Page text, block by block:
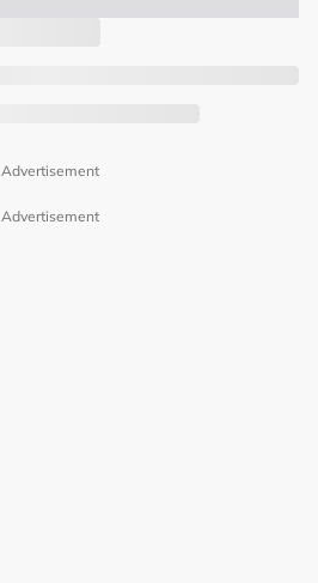
Advertisement
Advertisement